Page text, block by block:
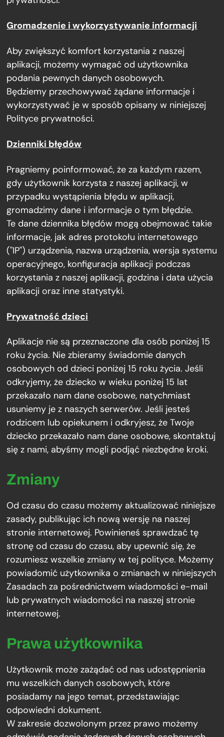
Gromadzenie i wykorzystywanie informacji
Aby zwiększyć komfort korzystania z naszej
aplikacji, możemy wymagać od użytkownika
podania pewnych danych osobowych.
Będziemy przechowywać żądane informacje i
wykorzystywać je w sposób opisany w niniejszej
Polityce prywatności.
Dzienniki błędów
Pragniemy poinformować, że za każdym razem,
gdy użytkownik korzysta z naszej aplikacji, w
przypadku wystąpienia błędu w aplikacji,
gromadzimy dane i informacje o tym błędzie.
Te dane dziennika błędów mogą obejmować takie
informacje, jak adres protokołu internetowego
("IP") urządzenia, nazwa urządzenia, wersja systemu
operacyjnego, konfiguracja aplikacji podczas
korzystania z naszej aplikacji, godzina i data użycia
aplikacji oraz inne statystyki.
Prywatność dzieci
Aplikacje nie są przeznaczone dla osób poniżej 15
roku życia. Nie zbieramy świadomie danych
osobowych od dzieci poniżej 15 roku życia. Jeśli
odkryjemy, że dziecko w wieku poniżej 15 lat
przekazało nam dane osobowe, natychmiast
usuniemy je z naszych serwerów. Jeśli jesteś
rodzicem lub opiekunem i odkryjesz, że Twoje
dziecko przekazało nam dane osobowe, skontaktuj
się z nami, abyśmy mogli podjąć niezbędne kroki.
Zmiany
Od czasu do czasu możemy aktualizować niniejsze
zasady, publikując ich nową wersję na naszej
stronie internetowej. Powinieneś sprawdzać tę
stronę od czasu do czasu, aby upewnić się, że
rozumiesz wszelkie zmiany w tej polityce. Możemy
powiadomić użytkownika o zmianach w niniejszych
Zasadach za pośrednictwem wiadomości e-mail
lub prywatnych wiadomości na naszej stronie
internetowej.
Prawa użytkownika
Użytkownik może zażądać od nas udostępnienia
mu wszelkich danych osobowych, które
posiadamy na jego temat, przedstawiając
odpowiedni dokument.
W zakresie dozwolonym przez prawo możemy